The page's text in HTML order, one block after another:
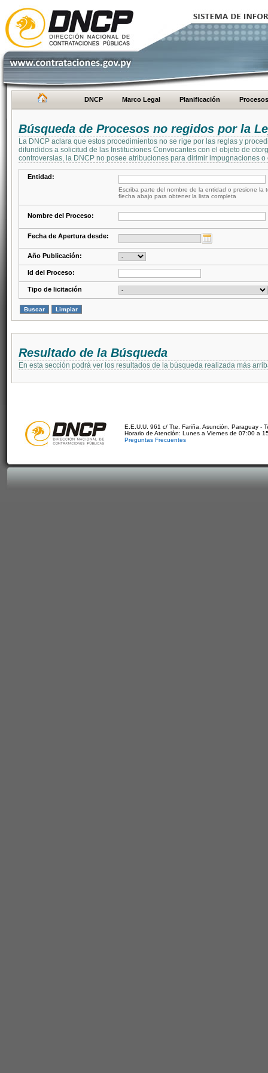
DNCP Marco Legal Planificación Procesos
Búsqueda de Procesos no regidos por la
La DNCP aclara que estos procedimientos no se rige por las reglas y
difundidos a solicitud de las Instituciones Convocantes con el objeto de
controversias, la DNCP no posee atribuciones para dirimir impugnaciones
Entidad:
Escriba parte del nombre de la entidad o presione la
flecha abajo para obtener la lista completa
Nombre del Proceso:
Fecha de Apertura desde:
Año Publicación:
Id del Proceso:
Tipo de licitación
Resultado de la Búsqueda
En esta sección podrá ver los resultados de la búsqueda realizada más
E.E.U.U. 961 c/ Tte. Fariña. Asunción, Paraguay -
Horario de Atención: Lunes a Viernes de 07:00 a
Preguntas Frecuentes